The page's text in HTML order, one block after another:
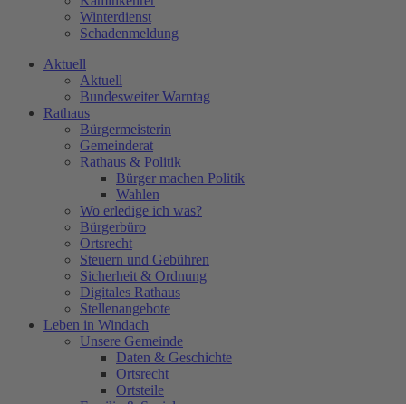
Winterdienst
Schadenmeldung
Aktuell
Aktuell
Bundesweiter Warntag
Rathaus
Bürgermeisterin
Gemeinderat
Rathaus & Politik
Bürger machen Politik
Wahlen
Wo erledige ich was?
Bürgerbüro
Ortsrecht
Steuern und Gebühren
Sicherheit & Ordnung
Digitales Rathaus
Stellenangebote
Leben in Windach
Unsere Gemeinde
Daten & Geschichte
Ortsrecht
Ortsteile